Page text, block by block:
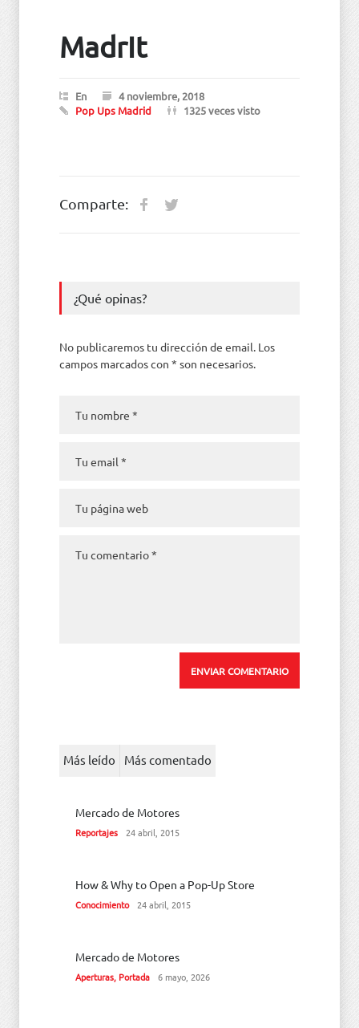
MadrIt
En
4 noviembre, 2018
Pop Ups Madrid
1325 veces visto
Comparte:
¿Qué opinas?
No publicaremos tu dirección de email. Los
campos marcados con * son necesarios.
Más leído Más comentado
Mercado de Motores
Reportajes 24 abril, 2015
How & Why to Open a Pop-Up Store
Conocimiento 24 abril, 2015
Mercado de Motores
Aperturas, Portada 6 mayo, 2026